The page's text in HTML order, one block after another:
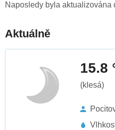
Naposledy byla aktualizována
Aktuálně
15.8
(klesá)